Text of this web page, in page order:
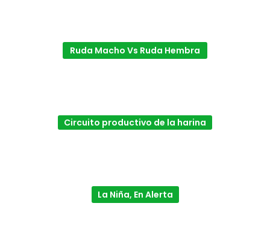
Ruda Macho Vs Ruda Hembra
Circuito productivo de la harina
La Niña, En Alerta